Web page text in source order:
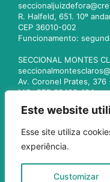
Este website
Esse site utiliza
experiência.
Customizar
R. Halfeld, 651. 10º
CEP 36010-002
Funcionamento:
SECCIONAL MONTES
Av. Coronel Prates,
MG. CEP 39400-104
Av. Afonso Pena, 547 -